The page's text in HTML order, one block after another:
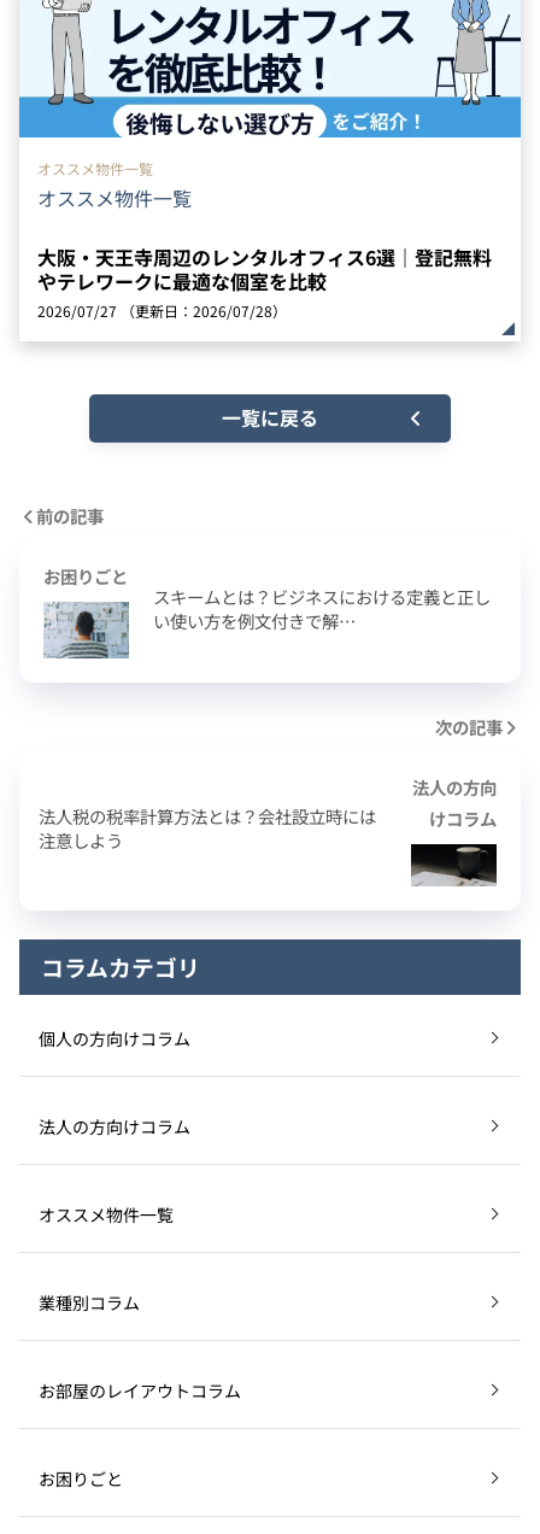
オススメ物件一覧
オススメ物件一覧
大阪・天王寺周辺のレンタルオフィス6選｜登記無料
やテレワークに最適な個室を比較
2026/07/27 （更新日：2026/07/28）
一覧に戻る
前の記事
お困りごと
スキームとは？ビジネスにおける定義と正し
い使い方を例文付きで解…
次の記事
法人税の税率計算方法とは？会社設立時には
注意しよう
法人の方向
けコラム
コラムカテゴリ
個人の方向けコラム
法人の方向けコラム
オススメ物件一覧
業種別コラム
お部屋のレイアウトコラム
お困りごと